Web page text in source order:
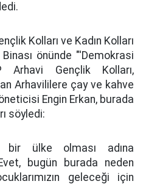
Kolları ve Kadın Kolları
önünde "'Demokrasi
Arhavi Gençlik Kolları,
Arhavililere çay ve kahve
Engin Erkan, burada
söyledi:
bir ülke olması adına
bugün burada neden
geleceği için